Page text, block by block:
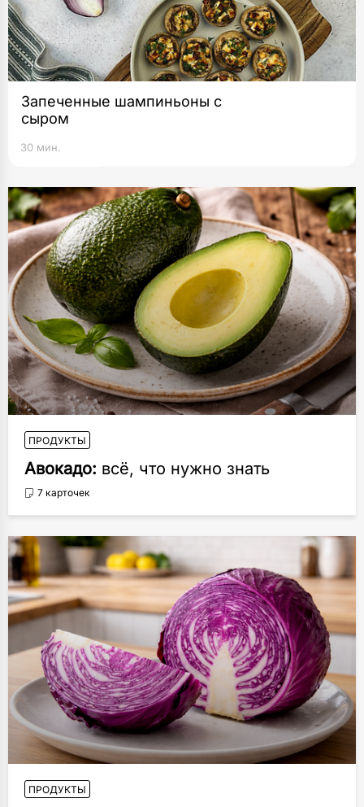
Запеченные шампиньоны с
сыром
30 мин.
ПРОДУКТЫ
Авокадо: всё, что нужно знать
7 карточек
ПРОДУКТЫ